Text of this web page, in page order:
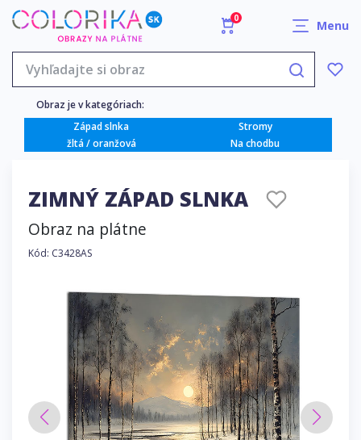
0 Menu
Obraz je v kategóriach:
Západ slnka
Stromy
žltá / oranžová
Na chodbu
ZIMNÝ ZÁPAD SLNKA
Obraz na plátne
Kód: C3428AS